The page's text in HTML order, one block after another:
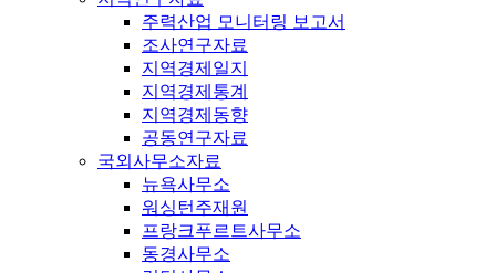
주력산업 모니터링 보고서
조사연구자료
지역경제일지
지역경제통계
지역경제동향
공동연구자료
국외사무소자료
뉴욕사무소
워싱턴주재원
프랑크푸르트사무소
동경사무소